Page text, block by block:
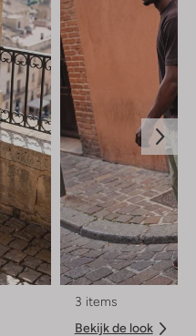
3 items
Bekijk de look